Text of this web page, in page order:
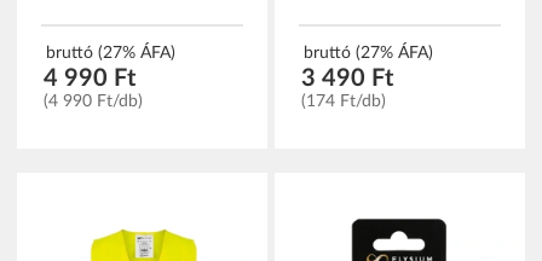
bruttó (27% ÁFA)
4 990 Ft
(4 990 Ft/db)
bruttó (27% ÁFA)
3 490 Ft
(174 Ft/db)